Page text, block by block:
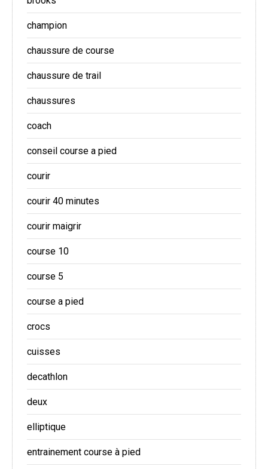
champion
chaussure de course
chaussure de trail
chaussures
coach
conseil course a pied
courir
courir 40 minutes
courir maigrir
course 10
course 5
course a pied
crocs
cuisses
decathlon
deux
elliptique
entrainement course à pied